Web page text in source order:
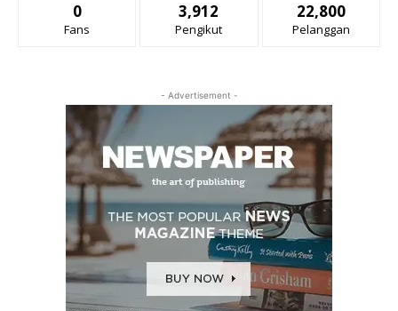
0
Fans
3,912
Pengikut
22,800
Pelanggan
- Advertisement -